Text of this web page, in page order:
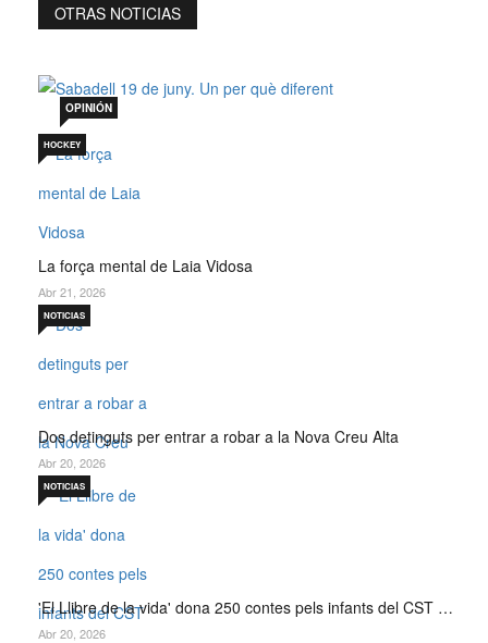
OTRAS NOTICIAS
Sabadell 19 de juny. Un per què diferent
OPINIÓN
La força mental de Laia Vidosa
HOCKEY
Abr 21, 2026
Dos detinguts per entrar a robar a la Nova Creu Alta
NOTICIAS
Abr 20, 2026
'El Llibre de la vida' dona 250 contes pels infants del CST …
NOTICIAS
Abr 20, 2026